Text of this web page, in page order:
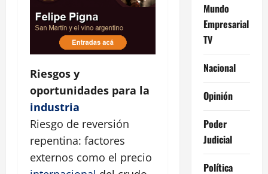
Riesgos y
oportunidades para la
industria
Riesgo de reversión
repentina: factores
externos como el precio
Mundo
Empresarial
TV
Nacional
Opinión
Poder
Judicial
Política